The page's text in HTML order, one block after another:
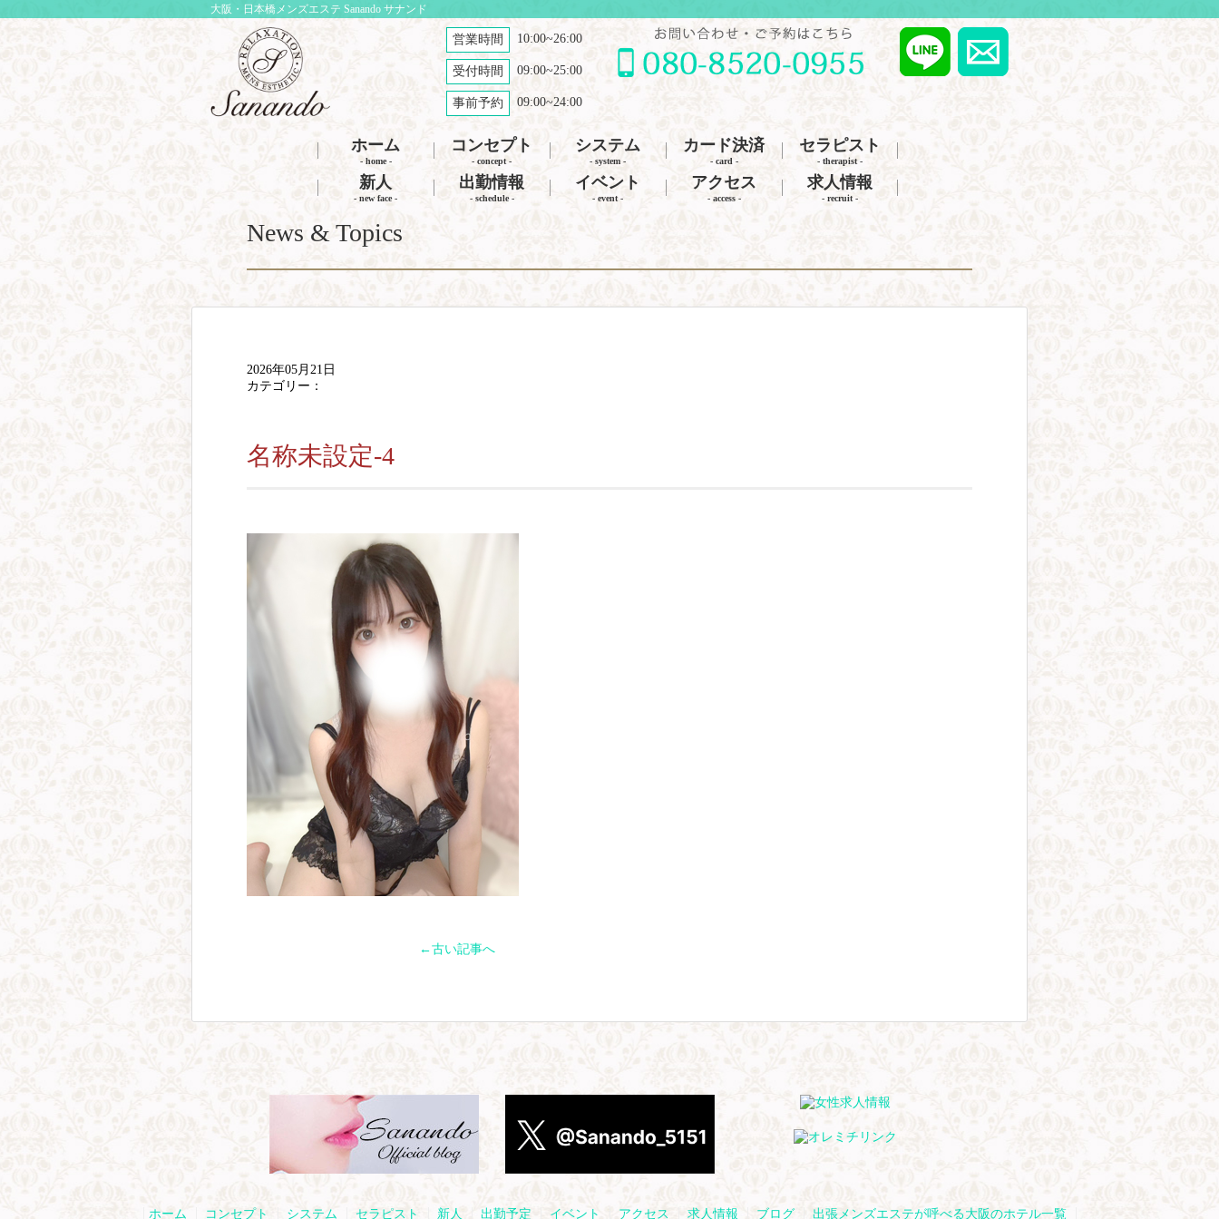
大阪・日本橋メンズエステ Sanando サナンド
営業時間 10:00~26:00
受付時間 09:00~25:00
事前予約 09:00~24:00
ホーム
- home -
コンセプト
- concept -
システム
- system -
カード決済
- card -
セラピスト
- therapist -
新人
- new face -
出勤情報
- schedule -
イベント
- event -
アクセス
- access -
求人情報
- recruit -
News & Topics
2026年05月21日
カテゴリー：
名称未設定-4
←古い記事へ
ホーム コンセプト システム セラピスト 新人 出勤予定 イベント アクセス 求人情報 ブログ 出張メンズエステが呼べる大阪のホテル一覧